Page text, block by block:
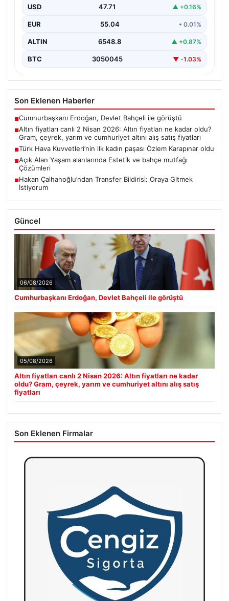
fiyatları
USD 47.71 ▲ +0.16%
EUR 55.04 • 0.01%
ALTIN 6548.8 ▲ +0.87%
BTC 3050045 ▼ -1.03%
Son Eklenen Haberler
■Cumhurbaşkanı Erdoğan, Devlet Bahçeli ile görüştü
■Altın fiyatları canlı 2 Nisan 2026: Altın fiyatları ne kadar oldu?
Gram, çeyrek, yarım ve cumhuriyet altını alış satış fiyatları
■Türk Hava Kuvvetleri’nin ilk kadın paşası Özlem Karapınar oldu
■Açık Alan Yaşam alanlarında Estetik ve bahçe mutfağı
Çözümleri
■Hakan Çalhanoğlu’ndan Transfer Bildirisi: Oraya Gitmek
İstiyorum
Güncel
06/08/2026
Cumhurbaşkanı Erdoğan, Devlet Bahçeli ile görüştü
05/08/2026
Altın fiyatları canlı 2 Nisan 2026: Altın fiyatları ne kadar
oldu? Gram, çeyrek, yarım ve cumhuriyet altını alış satış
fiyatları
Son Eklenen Firmalar